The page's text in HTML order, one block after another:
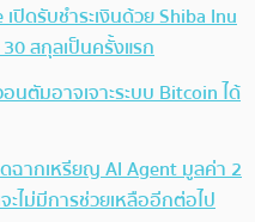
ปิดรับชำระเงินด้วย Shiba Inu
สกุลเป็นครั้งแรก
นตัมอาจเจาะระบบ Bitcoin ได้
ฉากเหรียญ AI Agent มูลค่า 2
ไม่มีการช่วยเหลืออีกต่อไป